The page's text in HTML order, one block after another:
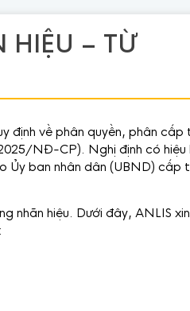
HIỆU – TỪ
định về phân quyền, phân cấp
NĐ-CP). Nghị định có hiệu
Ủy ban nhân dân (UBND) cấp
nhãn hiệu. Dưới đây, ANLIS